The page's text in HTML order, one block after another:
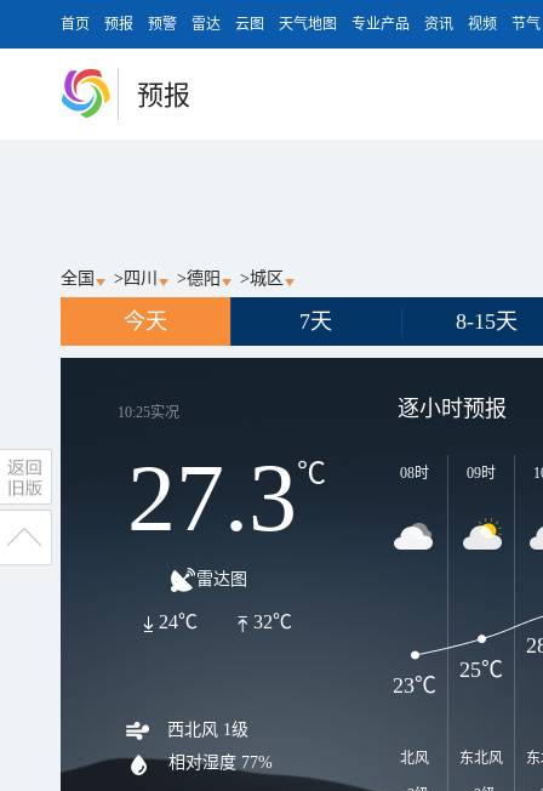
首页 预报 预警 雷达 云图 天气地图 专业产品 资讯 视频 节气
预报
全国 > 四川 >德阳 >城区
今天 7天 8-15天
10:25实况
27.3℃
雷达图
32℃
24℃
西北风 1级
相对湿度 77%
逐小时预报
08时
北风
09时
东北风
23℃
25℃